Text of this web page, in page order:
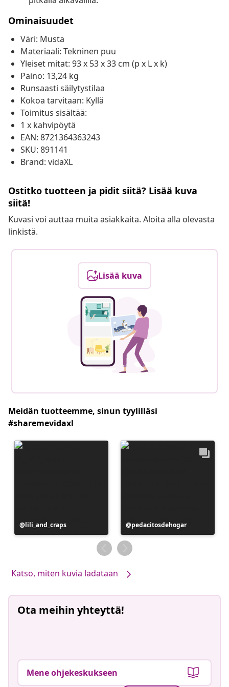
Ominaisuudet
Väri: Musta
Materiaali: Tekninen puu
Yleiset mitat: 93 x 53 x 33 cm (p x L x k)
Paino: 13,24 kg
Runsaasti säilytystilaa
Kokoa tarvitaan: Kyllä
Toimitus sisältää:
1 x kahvipöytä
EAN: 8721364363243
SKU: 891141
Brand: vidaXL
Ostitko tuotteen ja pidit siitä? Lisää kuva
siitä!
Kuvasi voi auttaa muita asiakkaita. Aloita alla olevasta
linkistä.
Lisää kuva
Meidän tuotteemme, sinun tyylilläsi
#sharemevidaxl
Julkaissut
lili_and_craps Julkaissut
pedacitosdehogar
Katso, miten kuvia ladataan
Ota meihin yhteyttä!
Mene ohjekeskukseen